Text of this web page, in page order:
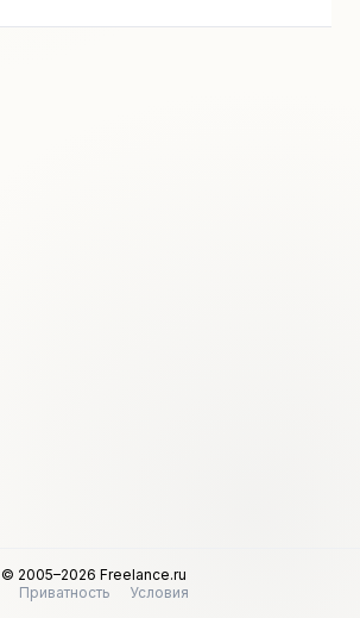
© 2005–2026 Freelance.ru
Приватность
Условия